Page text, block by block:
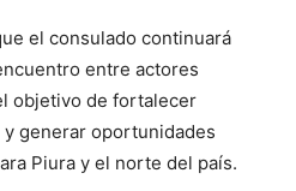
el consulado continuará
entre actores
objetivo de fortalecer
generar oportunidades
Piura y el norte del país.